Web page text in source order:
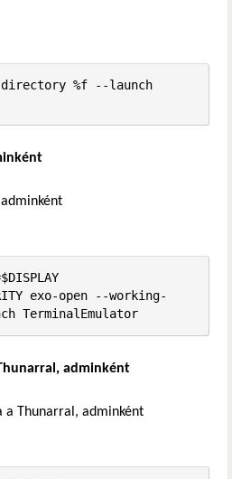
directory %f --launch
exo-open --working-
TerminalEmulator
adminként
a Thunarral, adminként